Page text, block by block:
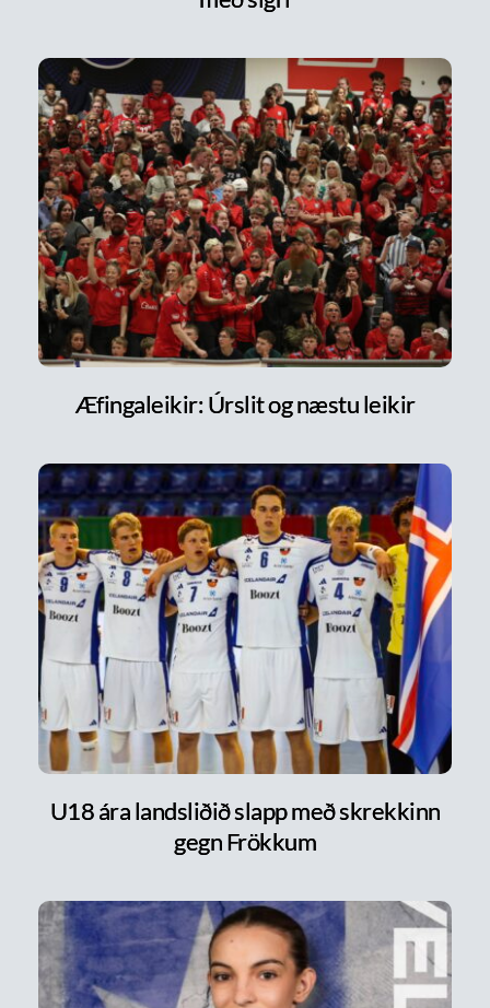
Æfingaleikir: Úrslit og næstu leikir
U18 ára landsliðið slapp með skrekkinn
gegn Frökkum